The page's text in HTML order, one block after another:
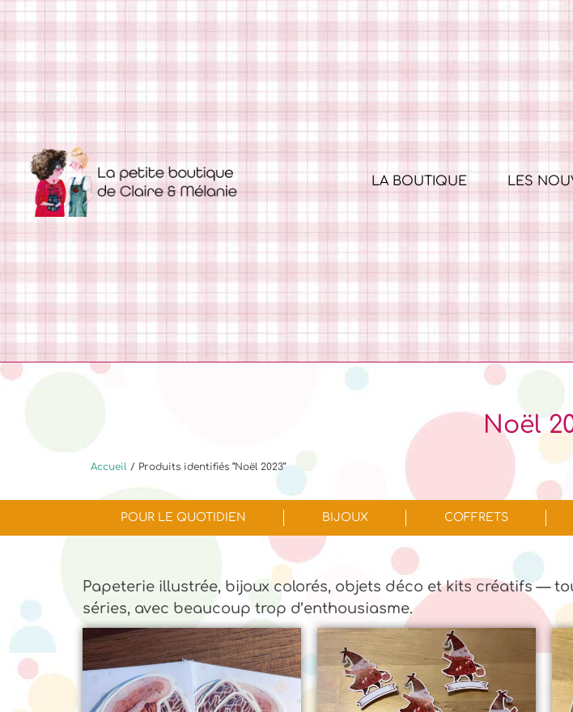
LA BOUTIQUE LES
Noël
Accueil / Produits identifiés “Noël 2023”
POUR LE QUOTIDIEN BIJOUX COFFRETS
Papeterie illustrée, bijoux colorés, objets déco et kits créatifs —
séries, avec beaucoup trop d’enthousiasme.